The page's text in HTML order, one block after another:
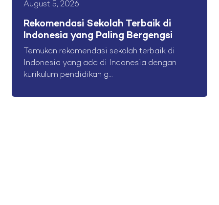
August 5, 2026
Rekomendasi Sekolah Terbaik di
Indonesia yang Paling Bergengsi
Temukan rekomendasi sekolah terbaik di
Indonesia yang ada di Indonesia dengan
kurikulum pendidikan g...